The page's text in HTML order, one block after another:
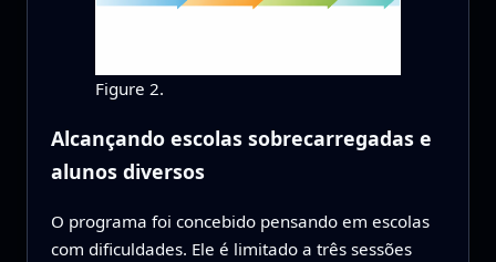
Figure 2.
Alcançando escolas sobrecarregadas e
alunos diversos
O programa foi concebido pensando em escolas
com dificuldades. Ele é limitado a três sessões